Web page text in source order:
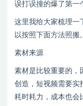
误打误撞的爆了第一
这里我给大家梳理一
以按照下面方法照搬。
素材来源
素材是比较重要的，
创造，短视频需要实
耗时耗力，成本也会